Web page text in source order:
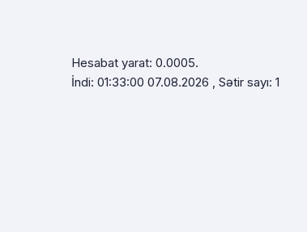
Hesabat yarat: 0.0005.
İndi: 01:33:00 07.08.2026 , Sətir sayı: 1